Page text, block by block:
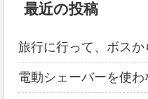
最近の投稿
旅行に行って、ボス
電動シェーバーを使